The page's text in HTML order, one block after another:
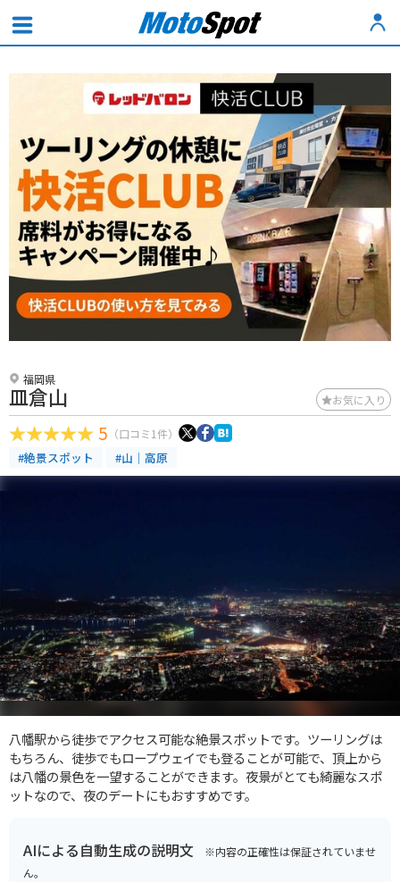
福岡県
皿倉山 お気に入り
5 （口コミ1件）
#絶景スポット #山｜高原
八幡駅から徒歩でアクセス可能な絶景スポットです。ツーリングは
もちろん、徒歩でもロープウェイでも登ることが可能で、頂上から
は八幡の景色を一望することができます。夜景がとても綺麗なスポ
ットなので、夜のデートにもおすすめです。
AIによる自動生成の説明文 ※内容の正確性は保証されていませ
ん。